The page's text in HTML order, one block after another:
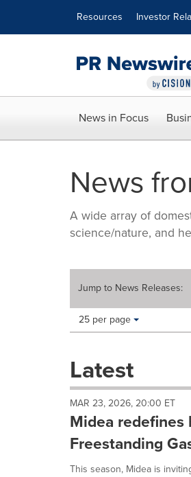
Resources Investor
News in Focus
News
A wide array of
science/nature, and
Jump to News Releases:
Making
these
dropdown
cause
content
on
this
page
Items per page:
25 per page
Latest
MAR 23, 2026, 20:00 ET
Midea
Freestanding
This season, Midea is